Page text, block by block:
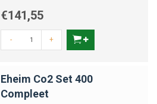
€141,55
- +
Eheim Co2 Set 400
Compleet